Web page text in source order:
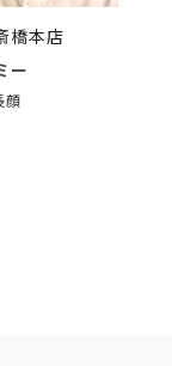
橋本店
ー
顔